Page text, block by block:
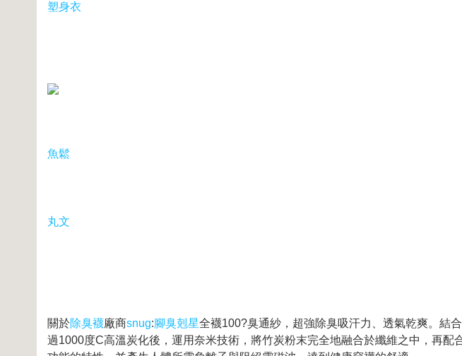
塑身衣
魚鬆
丸文
關於除臭襪廠商snug:腳臭剋星全襪100?臭通紗，超強除臭吸汗力、透氣乾爽。結
過1000度C高溫炭化後，運用奈米技術，將竹炭粉末完全地融合於纖維之中，再配